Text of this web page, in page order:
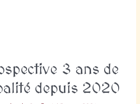
3 ans de
depuis 2020